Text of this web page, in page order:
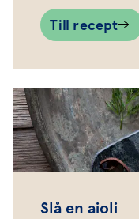
Till recept
Slå en aioli